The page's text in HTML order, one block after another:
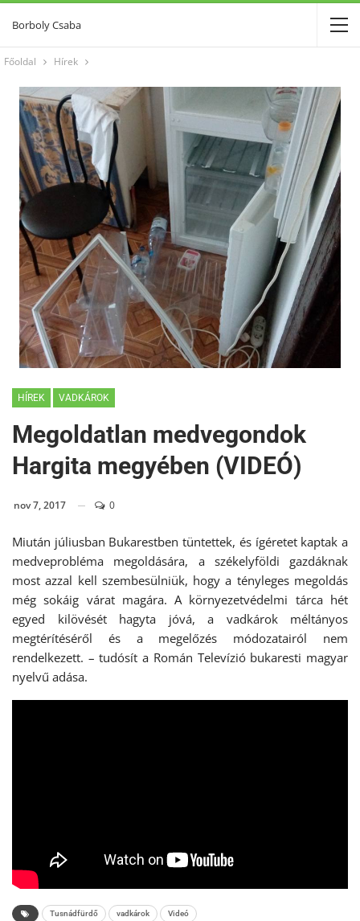
Borboly Csaba
Főoldal Hírek
HÍREK VADKÁROK
Megoldatlan medvegondok
Hargita megyében (VIDEÓ)
nov 7, 2017 0
Miután júliusban Bukarestben tüntettek, és ígéretet kaptak a
medveprobléma megoldására, a székelyföldi gazdáknak
most azzal kell szembesülniük, hogy a tényleges megoldás
még sokáig várat magára. A környezetvédelmi tárca hét
egyed kilövését hagyta jóvá, a vadkárok méltányos
megtérítéséről és a megelőzés módozatairól nem
rendelkezett. – tudósít a Román Televízió bukaresti magyar
nyelvű adása.
Tusnádfürdő vadkárok Videó